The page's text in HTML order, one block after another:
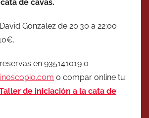
de cavas.
Gonzalez de 20:30 a 22:00
en 935141019 o
o compar online tu
de iniciación a la cata de